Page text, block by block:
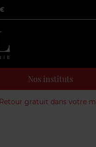
Nos instituts
Retour gratuit dans votre